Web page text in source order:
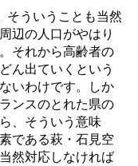
そういうことも当然
辺の人口がやはり
それから高齢者の
ん出ていくという
いわけです。しか
ンスのとれた県の
、そういう意味
である萩・石見空
然対応しなければ